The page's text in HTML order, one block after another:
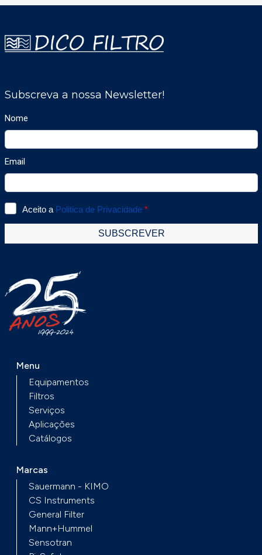
Ecrã táctil, gráfico e colorido.- Maior
baixa pressão -250 a +250Pa.- Resolução em
baixa pressão 0,1 Pa (incluído, sem custo
INOX IP66 e resistência a VPH (vapores de
Bluetooth a um Smartphone ou Tablet
também reconfigurar o equipamento.-
sobre o valor) (Amarelo: alarme técnico).- 15
Novas sondas totalmente redesenhadas,
incluindo 3 totalmente novas como a de
aquecida) e a sonda especial inox para salas
brancas.
Menu
Equipamentos
Filtros
Serviços
Aplicações
Catálogos
Marcas
Sauermann - KIMO
CS Instruments
General Filter
Mann+Hummel
Sensotran